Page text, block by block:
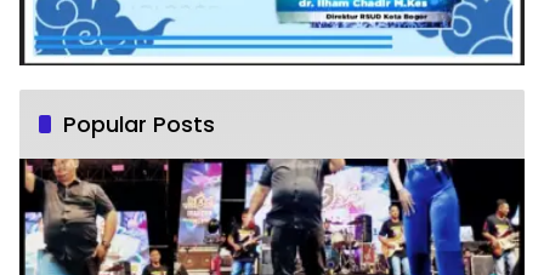
Popular Posts